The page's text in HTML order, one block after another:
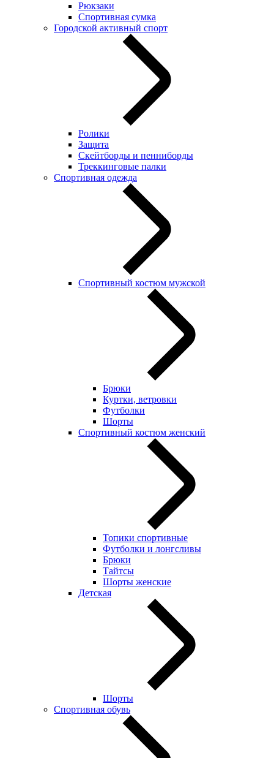
Рюкзаки
Спортивная сумка
Городской активный спорт
Ролики
Защита
Скейтборды и пенниборды
Треккинговые палки
Спортивная одежда
Спортивный костюм мужской
Брюки
Куртки, ветровки
Футболки
Шорты
Спортивный костюм женский
Топики спортивные
Футболки и лонгсливы
Брюки
Тайтсы
Шорты женские
Детская
Шорты
Спортивная обувь